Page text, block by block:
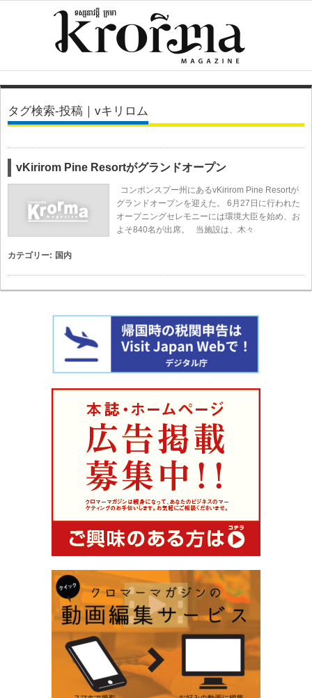
タグ検索-投稿｜vキリロム
vKirirom Pine Resortがグランドオープン
コンポンスプー州にあるvKirirom Pine Resortが
グランドオープンを迎えた。 6月27日に行われた
オープニングセレモニーには環境大臣を始め、お
よそ840名が出席。 当施設は、木々
カテゴリー: 国内